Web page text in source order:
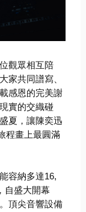
觀眾相互陪
家共同譜寫、
感恩的完美謝
實的交織碰
夏，讓陳奕迅
程畫上最圓滿
容納多達16,
自盛大開幕
頂尖音響設備